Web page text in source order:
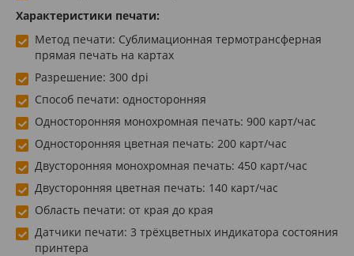
Характеристики печати:
Метод печати: Сублимационная термотрансферная
прямая печать на картах
Разрешение: 300 dpi
Способ печати: односторонняя
Односторонняя монохромная печать: 900 карт/час
Односторонняя цветная печать: 200 карт/час
Двусторонняя монохромная печать: 450 карт/час
Двусторонняя цветная печать: 140 карт/час
Область печати: от края до края
Датчики печати: 3 трёхцветных индикатора состояния
принтера